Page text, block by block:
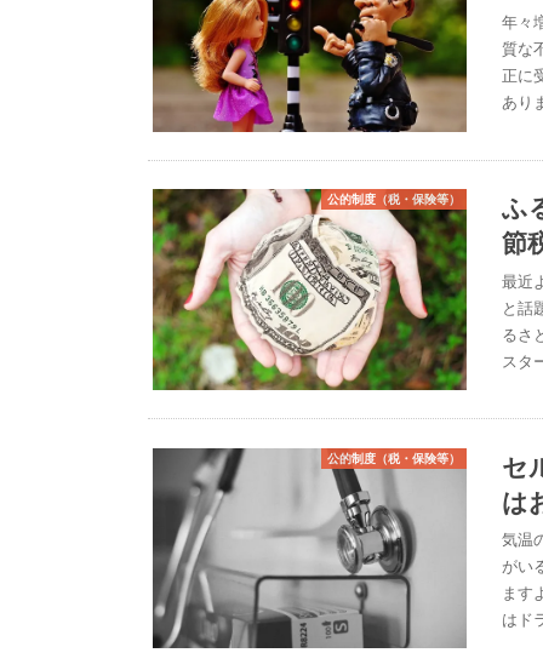
年々
質な
正に
あり
公的制度（税・保険等）
ふ
節
最近
と話
るさ
スタ
公的制度（税・保険等）
セ
は
気温
がい
ます
はド